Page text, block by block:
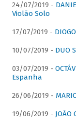
24/07/2019 -
Violão Solo
17/07/2019 -
10/07/2019 - DUO
03/07/2019 -
Espanha
26/06/2019 -
19/06/2019 - JOÃO